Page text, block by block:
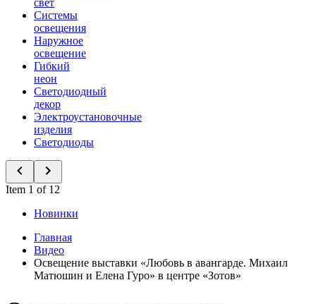
свет
Системы
освещения
Наружное
освещение
Гибкий
неон
Светодиодный
декор
Электроустановочные
изделия
Светодиоды
Item 1 of 12
Новинки
Главная
Видео
Освещение выставки «Любовь в авангарде. Михаил
Матюшин и Елена Гуро» в центре «Зотов»